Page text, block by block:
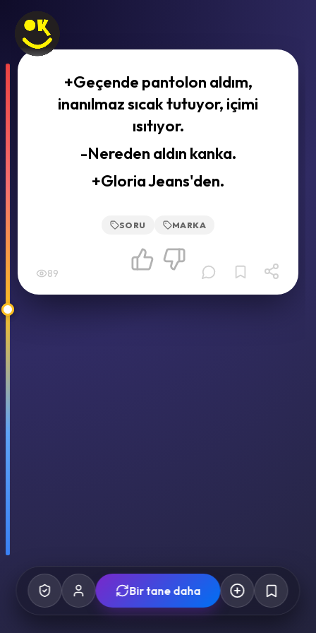
+Geçende pantolon aldım,
inanılmaz sıcak tutuyor, içimi
ısıtıyor.
-Nereden aldın kanka.
+Gloria Jeans'den.
SORU MARKA
89
Bir tane daha